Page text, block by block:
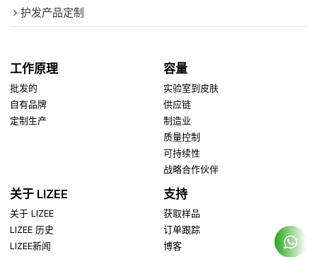
护发产品定制
工作原理
批发的
自有品牌
定制生产
容量
实验室到皮肤
供应链
制造业
质量控制
可持续性
战略合作伙伴
关于 LIZEE
关于 LIZEE
LIZEE 历史
LIZEE新闻
支持
获取样品
订单跟踪
博客